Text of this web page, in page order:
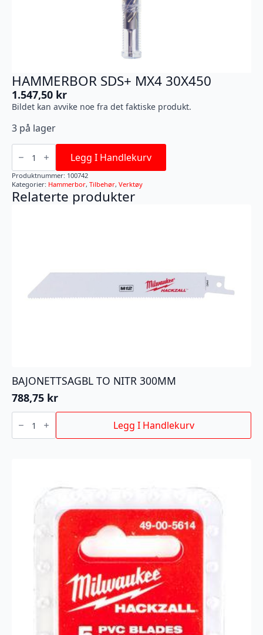
HAMMERBOR SDS+ MX4 30X450
1.547,50 kr
Bildet kan avvike noe fra det faktiske produkt.
3 på lager
HAMMERBOR
SDS+
30X450
antall
Legg I Handlekurv
Produktnummer: 100742
Kategorier: Hammerbor, Tilbehør, Verktøy
Relaterte produkter
BAJONETTSAGBL TO NITR 300MM
788,75 kr
BAJONETTSAGBL
TO
300MM
Legg I Handlekurv